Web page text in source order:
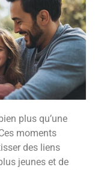
plus qu’une
moments
des liens
jeunes et de